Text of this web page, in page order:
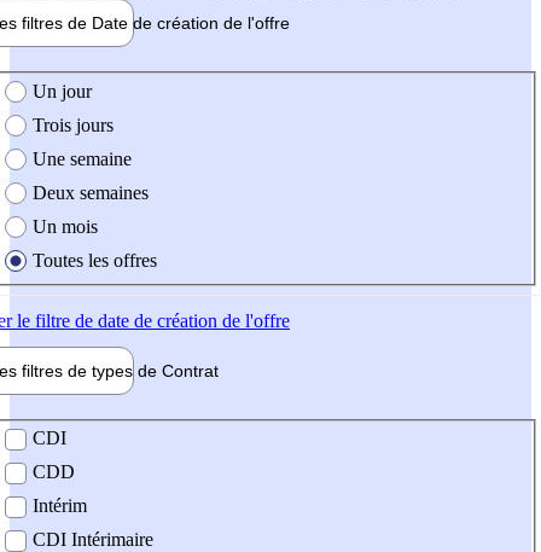
filtres de Date de création de l'offre
création de l'offre
Un jour
Trois jours
Une semaine
Deux semaines
Un mois
Toutes les offres
le filtre de date de création de l'offre
filtres de types de Contrat
contrat
CDI
CDD
Intérim
CDI Intérimaire